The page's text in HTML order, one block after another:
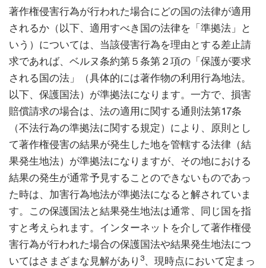
著作権侵害行為が行われた場合にどの国の法律が適用
されるか（以下、適用すべき国の法律を「準拠法」と
いう）については、当該侵害行為を理由とする差止請
求であれば、ベルヌ条約第５条第２項の「保護が要求
される国の法」（具体的には著作物の利用行為地法。
以下、保護国法）が準拠法になります。一方で、損害
賠償請求の場合は、法の適用に関する通則法第17条
（不法行為の準拠法に関する規定）により、原則とし
て著作権侵害の結果が発生した地を管轄する法律（結
果発生地法）が準拠法になりますが、その地における
結果の発生が通常予見することのできないものであっ
た時は、加害行為地法が準拠法になると解されていま
す。この保護国法と結果発生地法は通常、同じ国を指
すと考えられます。インターネットを介して著作権侵
害行為が行われた場合の保護国法や結果発生地法につ
いてはさまざまな見解があり 3、現時点において定まっ